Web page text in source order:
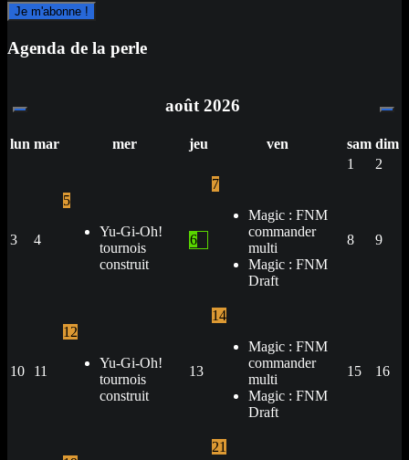
Agenda de la perle
août 2026
lun mar mer jeu ven sam dim
1
2
3 4
5
Yu-Gi-Oh!
tournois
construit
6
7
Magic : FNM
commander
multi
Magic : FNM
Draft
8 9
10 11
12
Yu-Gi-Oh!
tournois
construit
13
14
Magic : FNM
commander
multi
Magic : FNM
Draft
15 16
21